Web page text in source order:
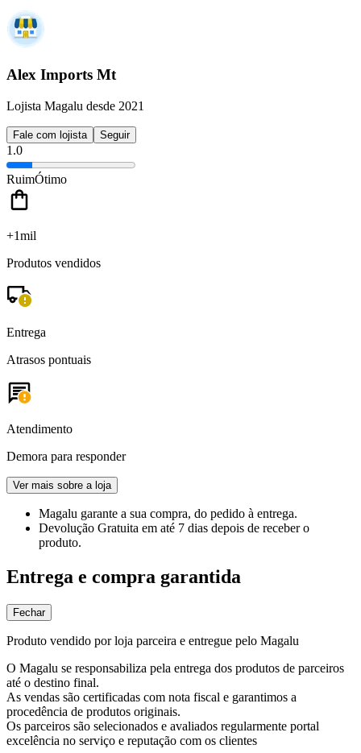
Alex Imports Mt
Lojista Magalu desde 2021
Fale com lojista Seguir
1.0
RuimÓtimo
+1mil
Produtos vendidos
Entrega
Atrasos pontuais
Atendimento
Demora para responder
Ver mais sobre a loja
Magalu garante a sua compra, do pedido à entrega.
Devolução Gratuita em até 7 dias depois de receber o
produto.
Entrega e compra garantida
Fechar
Produto vendido por loja parceira e entregue pelo Magalu
O Magalu se responsabiliza pela entrega dos produtos de parceiros
até o destino final.
As vendas são certificadas com nota fiscal e garantimos a
procedência de produtos originais.
Os parceiros são selecionados e avaliados regularmente portal
excelência no serviço e reputação com os clientes